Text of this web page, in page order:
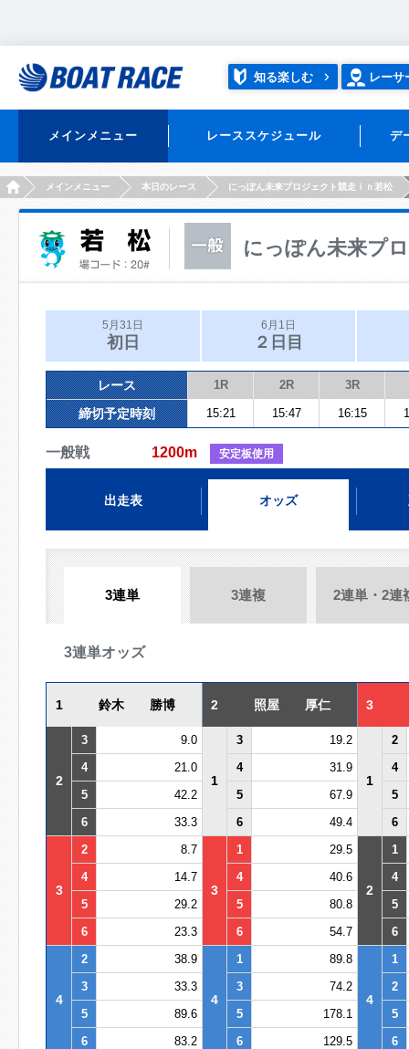
知る楽しむ レーサ
メインメニュー レーススケジュール デ
HOMEメインメニュー 本日のレース にっぽん未来プロジェクト競走ｉｎ若松
にっぽん未来プ
5月31日
初日
6月1日
２日目
レース 1R 2R 3R
締切予定時刻 15:21 15:47 16:15
一般戦 1200m 安定板使用
出走表 オッズ
3連単 3連複 2連単・2連
3連単オッズ
1 鈴木 勝博 2 照屋 厚仁 3
2
3 9.0
1
3 19.2
1
2
4
21.0 4 31.9
4
5
42.2 5 67.9
5
6
33.3 6 49.4 6
3
2 8.7
3
1 29.5
2
1
4
14.7 4 40.6
4
5
29.2 5 80.8
5
6
23.3 6 54.7 6
4
2 38.9
4
1 89.8
4
1
3
33.3 3 74.2
2
5
89.6 5 178.1
5
6
83.2 6 129.5 6